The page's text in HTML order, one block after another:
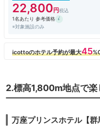
22,800
1名あたり 参考価格
※対象施設のみ
2.標高1,800m地点で楽
万座プリンスホテル【群